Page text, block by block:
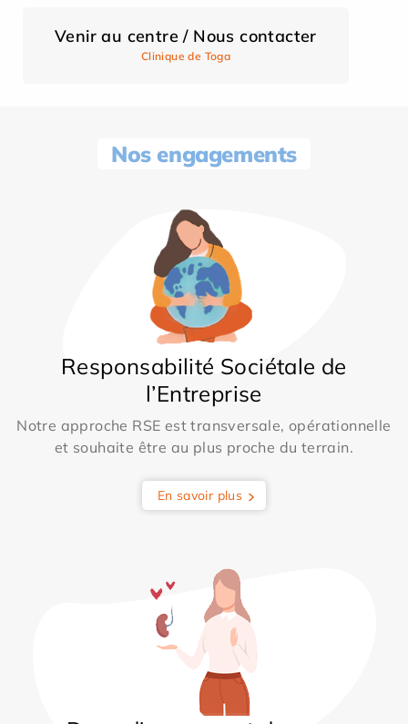
Venir au centre / Nous contacter
Clinique de Toga
Nos engagements
Responsabilité Sociétale de
l’Entreprise
Notre approche RSE est transversale, opérationnelle
et souhaite être au plus proche du terrain.
En savoir plus